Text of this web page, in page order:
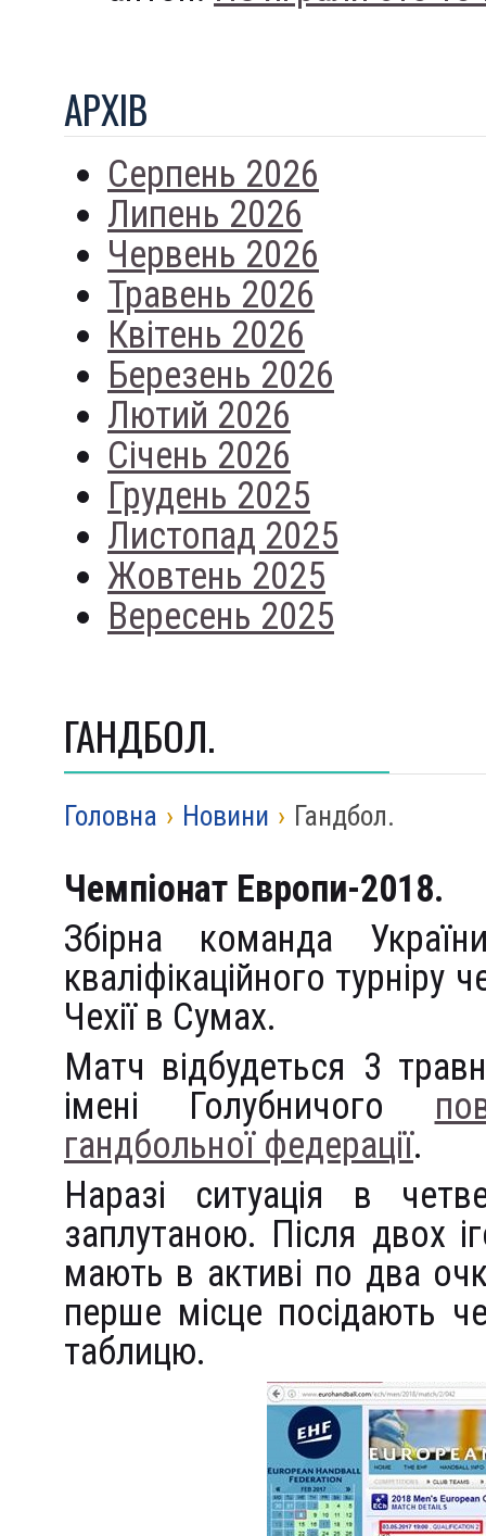
АРХIВ
Серпень 2026
Липень 2026
Червень 2026
Травень 2026
Квітень 2026
Березень 2026
Лютий 2026
Січень 2026
Грудень 2025
Листопад 2025
Жовтень 2025
Вересень 2025
ГАНДБОЛ.
Головна › Новини › Гандбол.
Чемпіонат Европи-2018.
Збірна команда
кваліфікаційного
Чехії в Сумах.
Матч відбудеться 3
імені Голубничого
гандбольної федерації.
Наразі ситуація в
заплутаною. Після двох
мають в активі по два
перше місце посідають
таблицю.